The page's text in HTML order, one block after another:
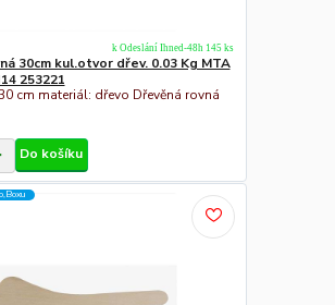
30cm kul.otvor dřev. 0.03 Kg MTA
253221
cm materiál: dřevo Dřevěná rovná
k Odeslání Ihned-48h 145 ks
Do košíku